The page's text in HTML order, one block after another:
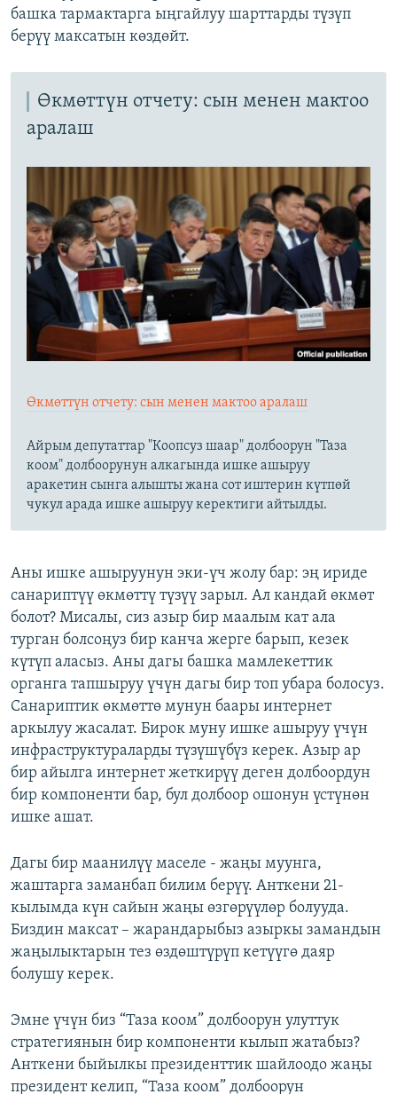
башка тармактарга ыңгайлуу шарттарды түзүп
берүү максатын көздөйт.
Өкмөттүн отчету: сын менен мактоо
аралаш
Өкмөттүн отчету: сын менен мактоо аралаш
Айрым депутаттар "Коопсуз шаар" долбоорун "Таза
коом" долбоорунун алкагында ишке ашыруу
аракетин сынга алышты жана сот иштерин күтпөй
чукул арада ишке ашыруу керектиги айтылды.
Аны ишке ашыруунун эки-үч жолу бар: эң ириде
санариптүү өкмөттү түзүү зарыл. Ал кандай өкмөт
болот? Мисалы, сиз азыр бир маалым кат ала
турган болсоңуз бир канча жерге барып, кезек
күтүп аласыз. Аны дагы башка мамлекеттик
органга тапшыруу үчүн дагы бир топ убара болосуз.
Санариптик өкмөттө мунун баары интернет
аркылуу жасалат. Бирок муну ишке ашыруу үчүн
инфраструктураларды түзүшүбүз керек. Азыр ар
бир айылга интернет жеткирүү деген долбоордун
бир компоненти бар, бул долбоор ошонун үстүнөн
ишке ашат.
Дагы бир маанилүү маселе - жаңы муунга,
жаштарга заманбап билим берүү. Анткени 21-
кылымда күн сайын жаңы өзгөрүүлөр болууда.
Биздин максат – жарандарыбыз азыркы замандын
жаңылыктарын тез өздөштүрүп кетүүгө даяр
болушу керек.
Эмне үчүн биз “Таза коом” долбоорун улуттук
стратегиянын бир компоненти кылып жатабыз?
Анткени быйылкы президенттик шайлоодо жаңы
президент келип, “Таза коом” долбоорун